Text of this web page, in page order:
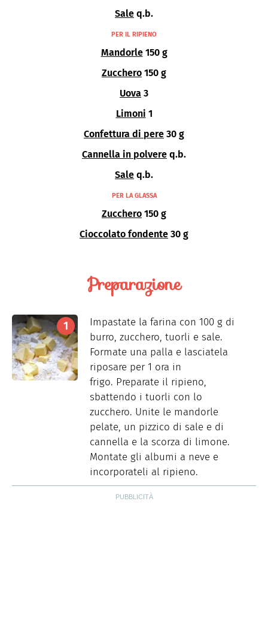
Sale q.b.
PER IL RIPIENO
Mandorle 150 g
Zucchero 150 g
Uova 3
Limoni 1
Confettura di pere 30 g
Cannella in polvere q.b.
Sale q.b.
PER LA GLASSA
Zucchero 150 g
Cioccolato fondente 30 g
Preparazione
Impastate la farina con 100 g di
burro, zucchero, tuorli e sale.
Formate una palla e lasciatela
riposare per 1 ora in
frigo. Preparate il ripieno,
sbattendo i tuorli con lo
zucchero. Unite le mandorle
pelate, un pizzico di sale e di
cannella e la scorza di limone.
Montate gli albumi a neve e
incorporateli al ripieno.